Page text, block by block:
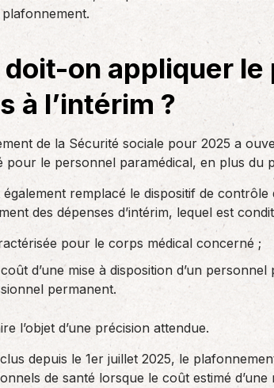
ou…
doit-on appliquer
à l’intérim ?
de la Sécurité sociale pour 2025 a
pour le personnel paramédical, en plus du
remplacé le dispositif de
des dépenses d’intérim, lequel est
pour le corps médical concerné ;
d’une mise à disposition d’un
permanent.
l’objet d’une précision attendue.
depuis le 1er juillet 2025, le
de santé lorsque le coût estimé